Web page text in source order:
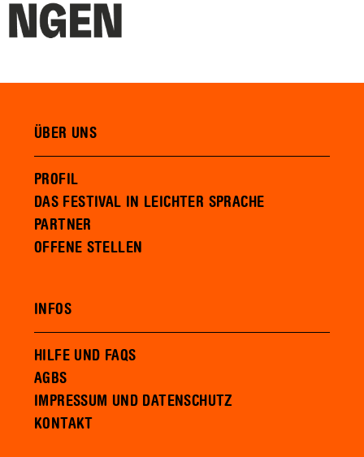
ÜBER UNS
PROFIL
DAS FESTIVAL IN LEICHTER SPRACHE
PARTNER
OFFENE STELLEN
INFOS
HILFE UND FAQS
AGBS
IMPRESSUM UND DATENSCHUTZ
KONTAKT